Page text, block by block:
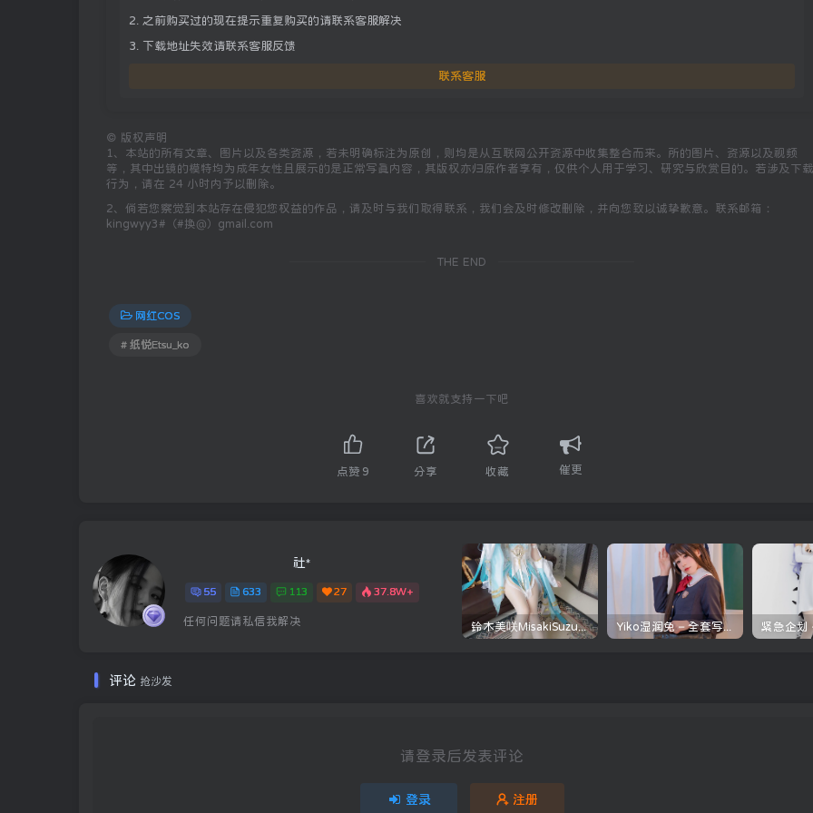
2. 之前购买过的现在提示重复购买的请联系客服解决
3. 下载地址失效请联系客服反馈
联系客服
©
版权声明
1、本站的所有文章、图片以及各类资源，若未明确标注为原创，则均是从互联网公开资源中收集整合而来。所的图片、资源以及视频
等，其中出镜的模特均为成年女性且展示的是正常写真内容，其版权亦归原作者享有，仅供个人用于学习、研究与欣赏目的。若涉及下载
行为，请在 24 小时内予以删除。
2、倘若您察觉到本站存在侵犯您权益的作品，请及时与我们取得联系，我们会及时修改删除，并向您致以诚挚歉意。联系邮箱：
kingwyy3#（#换@）gmail.com
THE END
网红COS
# 纸悦Etsu_ko
喜欢就支持一下吧
点赞 9 分享 收藏 催更
社*
55 633 113 27 37.8W+
任何问题请私信我解决 铃木美咲MisakiSuzuki – 合集 366套 342GB Yiko湿润兔 – 全套写真作品集 290套 381GB
评论 抢沙发
请登录后发表评论
登录 注册